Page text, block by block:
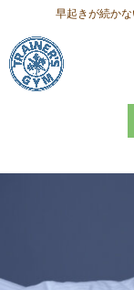
早起きが続か